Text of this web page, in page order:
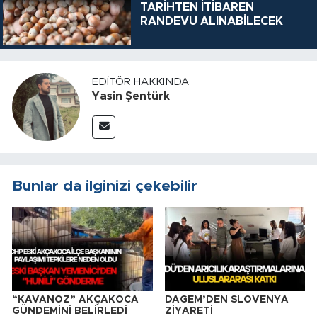
TARİHTEN İTİBAREN
RANDEVU ALINABİLECEK
EDITÖR HAKKINDA
Yasin Şentürk
Bunlar da ilginizi çekebilir
“KAVANOZ” AKÇAKOCA
GÜNDEMİNİ BELİRLEDİ
DAGEM’DEN SLOVENYA
ZİYARETİ